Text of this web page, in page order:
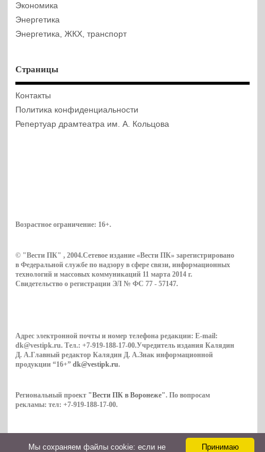
Экономика
Энергетика
Энергетика, ЖКХ, транспорт
Страницы
Контакты
Политика конфиденциальности
Репертуар драмтеатра им. А. Кольцова
Возрастное ограничение: 16+.
© "Вести ПК" , 2004.Сетевое издание «Вести ПК» зарегистрировано
в Федеральной службе по надзору в сфере связи, информационных
технологий и массовых коммуникаций 11 марта 2014 г.
Свидетельство о регистрации ЭЛ № ФС 77 - 57147.
Адрес электронной почты и номер телефона редакции: E-mail:
dk@vestipk.ru. Тел.: +7-919-188-17-00.Учредитель издания Калядин
Д. А.Главный редактор Калядин Д. А.Знак информационной
продукции “16+”dk@vestipk.ru.
Региональный проект "Вести ПК в Воронеже". По вопросам
рекламы: тел: +7-919-188-17-00.
Copyright © 2026. ВестиПК в Воронеже Принимаю
Мы cохраняем файлы cookie: если не